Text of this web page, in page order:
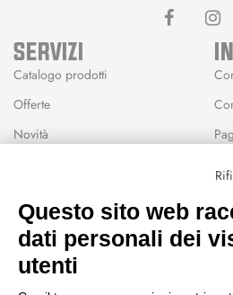
SERVIZI
Catalogo prodotti
Offerte
Novità
Wishlist
CEP GREEN
Questo sito web
dati personali dei
utenti